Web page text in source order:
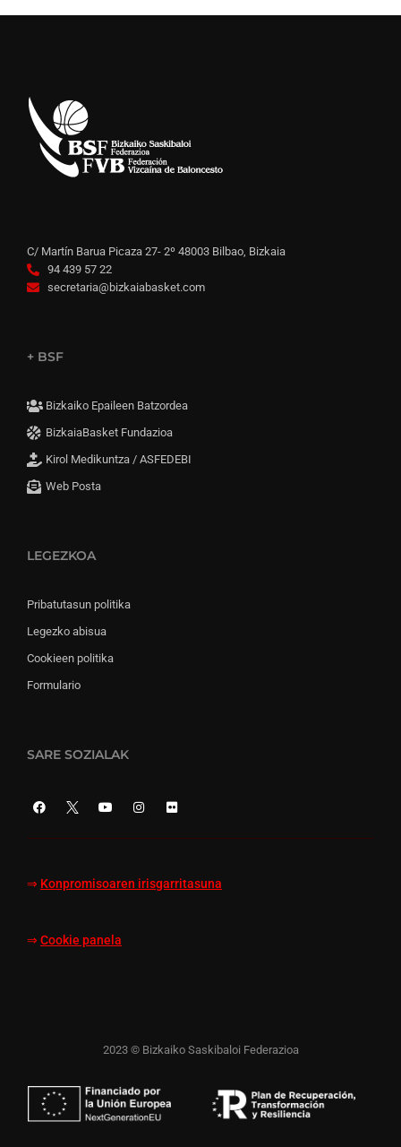
C/ Martín Barua Picaza 27- 2º 48003 Bilbao, Bizkaia
94 439 57 22
secretaria@bizkaiabasket.com
+ BSF
Bizkaiko Epaileen Batzordea
BizkaiaBasket Fundazioa
Kirol Medikuntza / ASFEDEBI
Web Posta
LEGEZKOA
Pribatutasun politika
Legezko abisua
Cookieen politika
Formulario
SARE SOZIALAK
⇒ Konpromisoaren irisgarritasuna
⇒ Cookie panela
2023 © Bizkaiko Saskibaloi Federazioa